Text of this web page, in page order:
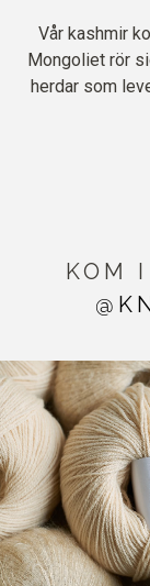
Vår kashmir
Mongoliet rör
herdar som
släpps djuren
Gårdarna och
KOM